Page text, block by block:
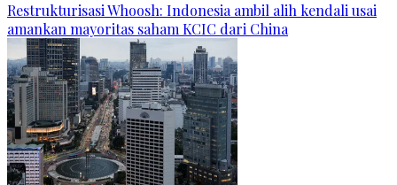
Restrukturisasi Whoosh: Indonesia ambil alih kendali usai
amankan mayoritas saham KCIC dari China